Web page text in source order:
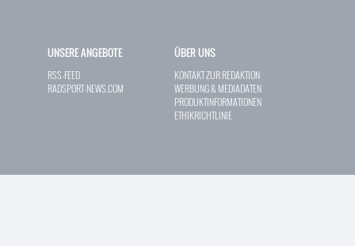
UNSERE ANGEBOTE
RSS-FEED
RADSPORT-NEWS.COM
ÜBER UNS
KONTAKT ZUR REDAKTION
WERBUNG & MEDIADATEN
PRODUKTINFORMATIONEN
ETHIKRICHTLINIE